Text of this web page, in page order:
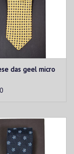
das geel micro